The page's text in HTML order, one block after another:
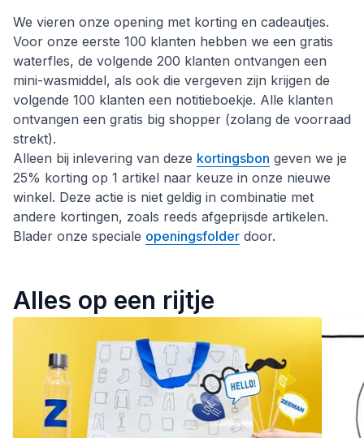
We vieren onze opening met korting en cadeautjes.
Voor onze eerste 100 klanten hebben we een gratis
waterfles, de volgende 200 klanten ontvangen een
mini-wasmiddel, als ook die vergeven zijn krijgen de
volgende 100 klanten een notitieboekje. Alle klanten
ontvangen een gratis big shopper (zolang de voorraad
strekt).
Alleen bij inlevering van deze kortingsbon geven we je
25% korting op 1 artikel naar keuze in onze nieuwe
winkel. Deze actie is niet geldig in combinatie met
andere kortingen, zoals reeds afgeprijsde artikelen.
Blader onze speciale openingsfolder door.
Alles op een rijtje